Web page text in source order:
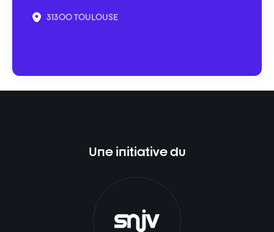
31300 TOULOUSE
Une initiative du